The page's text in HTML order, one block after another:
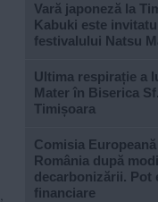
Vară japoneză la
Kabuki este
festivalului Natsu
Ultima respirație a
Mater în Biserica
Timișoara
Comisia
România după
decarbonizării. Pot
financiare